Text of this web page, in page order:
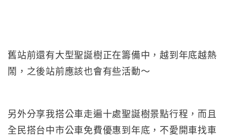
舊站前還有大型聖誕樹正在籌備中，越到年底越熱
鬧，之後站前應該也會有些活動～
另外分享我搭公車走遍十處聖誕樹景點行程，而且
全民搭台中市公車免費優惠到年底，不愛開車找車